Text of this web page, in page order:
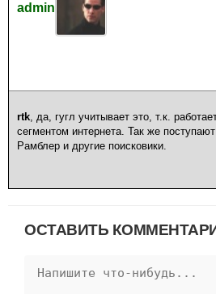
admin
rtk, да, гугл учитывает это, т.к.
сегментом интернета. Так же
Рамблер и другие поисковики.
ОСТАВИТЬ